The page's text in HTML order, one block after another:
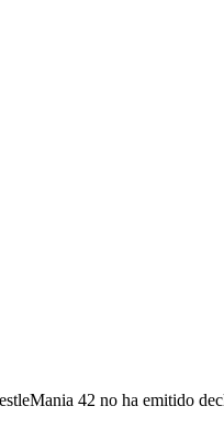
42 no ha emitido